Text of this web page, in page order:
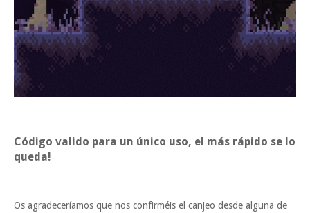
Código valido para un único uso, el más rápido se lo
queda!
Os agradeceríamos que nos confirméis el canjeo desde alguna de